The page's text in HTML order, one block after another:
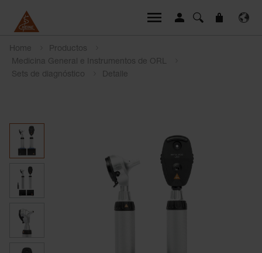
Home
Productos
Medicina General e Instrumentos de ORL
Sets de diagnóstico
Detalle